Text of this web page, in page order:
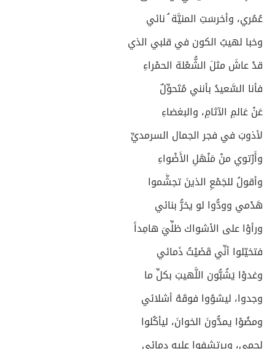
عُمُري، وأخرسَتِ المنيَّة ُ نائي
وخبا لهيبُ الكون في قلبي الذي
قدْ عاشَ مثلَ الشُّعْلة الحمْراءِ
فأنا السَّعيدُ بأنني مُتَحوِّلٌ
عَنْ عَالمِ الآثامِ، والبغضاءِ
لأذوبَ في فجر الجمال السرمديِّ
وأَرْتوي منْ مَنْهَلِ الأَضْواءِ
وأقولُ للجَمْعِ الذينَ تجشَّموا
هَدْمي وودُّوا لو يخرُّ بنائي
ورأوْا على الأشواك ظلِّيَ هامِداً
فتخيّلوا أنِّي قَضَيْتُ ذَمائي
وغدوْا يَشُبُّون اللَّهيبَ بكلِّ ما
وجدوا، ليشوُوا فوقَهُ أشلائي
ومضُوْا يمدُّونَ الخوانَ، ليأكُلوا
لحمي، ويرتشفوا عليه دِمائي